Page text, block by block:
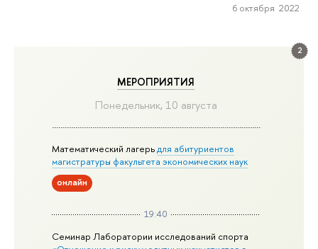
2
МЕРОПРИЯТИЯ
Понедельник, 10 августа
Математический лагерьдля абитуриентов
магистратуры факультета экономических наук
онлайн
19:40
Семинар Лаборатории исследований спорта
6 октября 2022